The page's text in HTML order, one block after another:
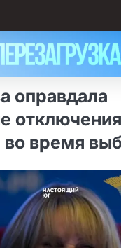
оправдала
отключения
во время